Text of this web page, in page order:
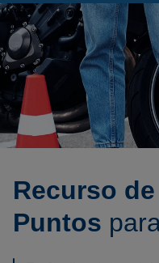
Recurso
Puntos